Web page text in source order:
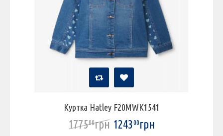
Куртка Hatley F20MWK1541
177500грн 124300грн